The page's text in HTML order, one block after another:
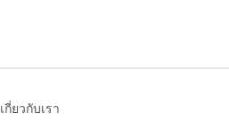
เกี่ยวกับเรา